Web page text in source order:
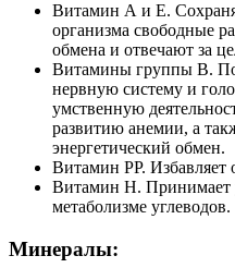
Витамин А и Е.
организма свободные
обмена и отвечают за
Витамины группы В.
нервную систему и
умственную
развитию анемии, а
энергетический обмен.
Витамин РР. Избавляет
Витамин Н. Принимает
метаболизме углеводов.
Минералы: